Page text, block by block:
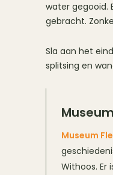
water gegooid.
gebracht.
Sla aan het
splitsing en
Museum
Withoos. Er